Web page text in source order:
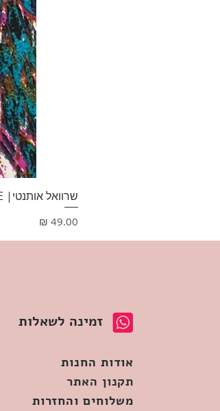
שרוואל אותנטי| M\L | PURPLE
מחיר
זמינה לשאלות
אודות החנות
תקנון האתר
משלוחים והחזרות